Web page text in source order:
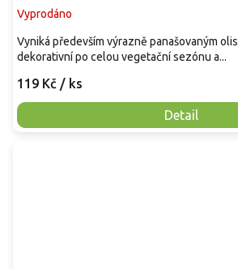
Vyprodáno
119 Kč / ks
Detail
Vyniká především výrazně panašovaným
dekorativní po celou vegetační sezónu a...